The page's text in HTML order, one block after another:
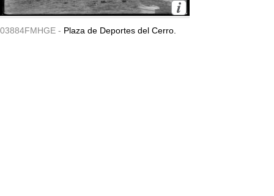
03884FMHGE - Plaza de Deportes del Cerro.